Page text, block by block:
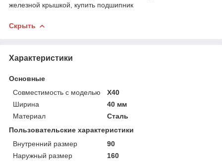
железной крышкой, купить подшипник
Скрыть
Характеристики
Основные
Совместимость с моделью
X40
Ширина
40 мм
Материал
Сталь
Пользовательские характеристики
Внутренний размер
90
Наружный размер
160